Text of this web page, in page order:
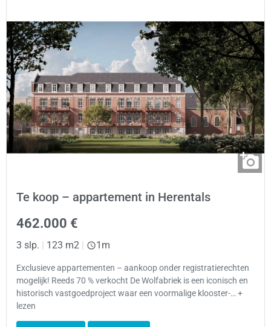
Te koop – appartement in Herentals
462.000 €
3 slp. 123 m2 1m
Exclusieve appartementen – aankoop onder registratierechten
mogelijk! Reeds 70 % verkocht De Wolfabriek is een iconisch en
historisch vastgoedproject waar een voormalige klooster-… +
lezen